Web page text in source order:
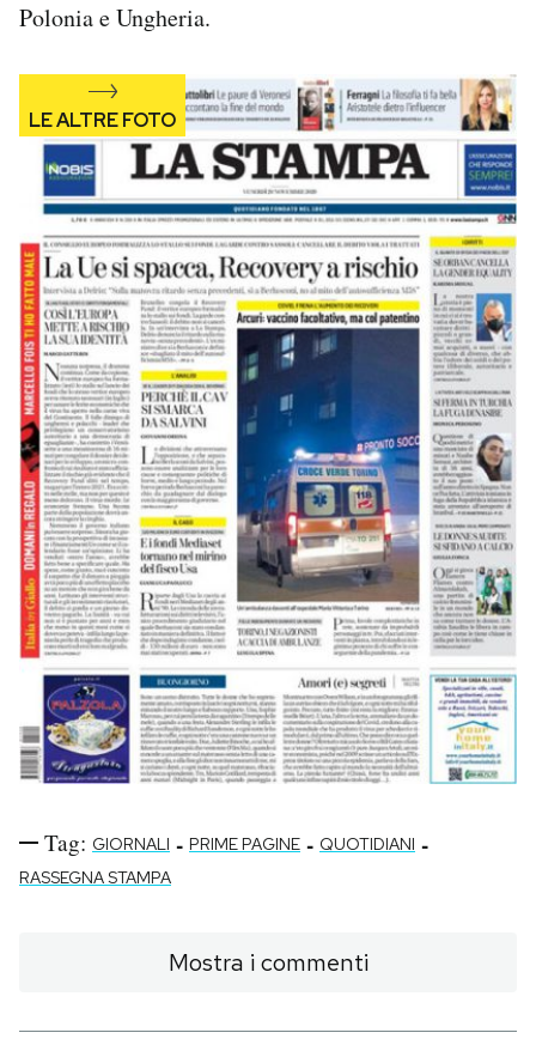
Polonia e Ungheria.
Tag: GIORNALI - PRIME PAGINE - QUOTIDIANI -
RASSEGNA STAMPA
Mostra i commenti